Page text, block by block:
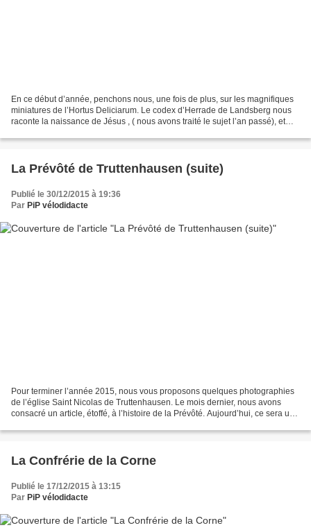
En ce début d’année, penchons nous, une fois de plus, sur les magnifiques
miniatures de l’Hortus Deliciarum. Le codex d’Herrade de Landsberg nous
raconte la naissance de Jésus , ( nous avons traité le sujet l’an passé), et
La Prévôté de Truttenhausen (suite)
Publié le 30/12/2015 à 19:36
Par PiP vélodidacte
Pour terminer l’année 2015, nous vous proposons quelques photographies
de l’église Saint Nicolas de Truttenhausen. Le mois dernier, nous avons
consacré un article, étoffé, à l’histoire de la Prévôté. Aujourd’hui, ce sera une
La Confrérie de la Corne
Publié le 17/12/2015 à 13:15
Par PiP vélodidacte